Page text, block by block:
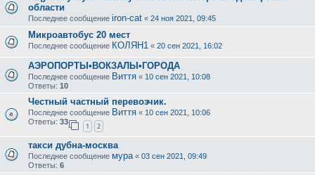
области
Последнее сообщение iron-cat « 24 ноя 2021, 09:45
Микроавтобус 20 мест
Последнее сообщение КОЛЯН1 « 20 сен 2021, 16:02
АЭРОПОРТЫ•ВОКЗАЛЫ•ГОРОДА
Последнее сообщение Виття « 10 сен 2021, 10:08
Ответы: 10
Честный частный перевозчик.
Последнее сообщение Виття « 10 сен 2021, 10:06
Ответы: 33
1 2
такси дубна-москва
Последнее сообщение мура« 03 сен 2021, 09:49
Ответы: 6